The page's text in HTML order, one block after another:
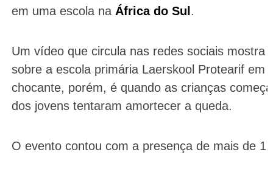
em uma escola na África do Sul.
Um vídeo que circula nas redes sociais mostra
sobre a escola primária Laerskool Protearif em
chocante, porém, é quando as crianças
dos jovens tentaram amortecer a queda.
O evento contou com a presença de mais de